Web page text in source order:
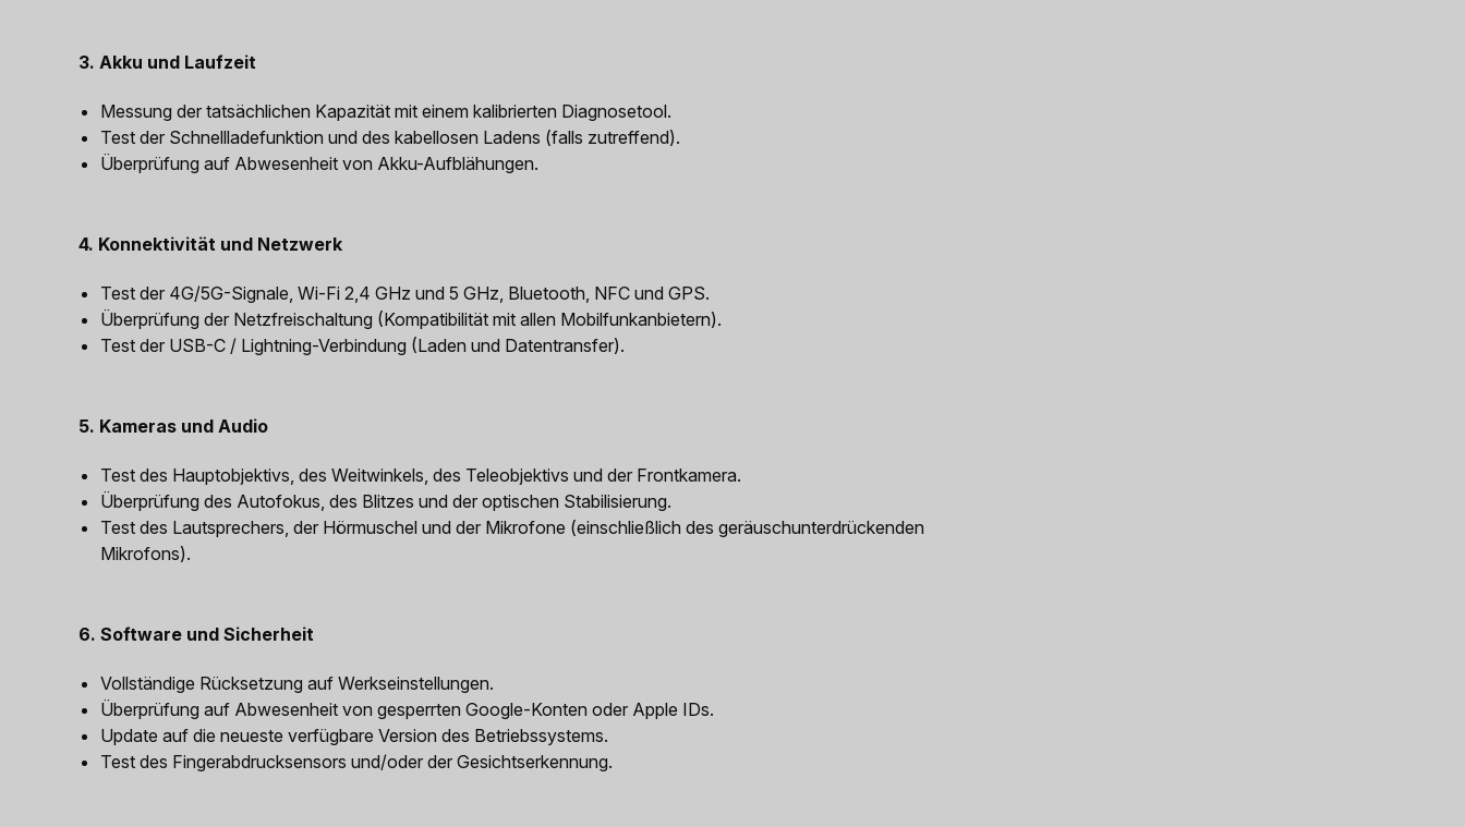
3. Akku und Laufzeit
Messung der tatsächlichen Kapazität mit einem kalibrierten Diagnosetool.
Test der Schnellladefunktion und des kabellosen Ladens (falls zutreffend).
Überprüfung auf Abwesenheit von Akku-Aufblähungen.
4. Konnektivität und Netzwerk
Test der 4G/5G-Signale, Wi-Fi 2,4 GHz und 5 GHz, Bluetooth, NFC und GPS.
Überprüfung der Netzfreischaltung (Kompatibilität mit allen Mobilfunkanbietern).
Test der USB-C / Lightning-Verbindung (Laden und Datentransfer).
5. Kameras und Audio
Test des Hauptobjektivs, des Weitwinkels, des Teleobjektivs und der Frontkamera.
Überprüfung des Autofokus, des Blitzes und der optischen Stabilisierung.
Test des Lautsprechers, der Hörmuschel und der Mikrofone (einschließlich des geräuschunterdrückenden
Mikrofons).
6. Software und Sicherheit
Vollständige Rücksetzung auf Werkseinstellungen.
Überprüfung auf Abwesenheit von gesperrten Google-Konten oder Apple IDs.
Update auf die neueste verfügbare Version des Betriebssystems.
Test des Fingerabdrucksensors und/oder der Gesichtserkennung.